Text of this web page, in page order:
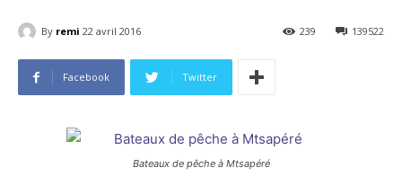
By remi 22 avril 2016 139522
239
Facebook Twitter
Bateaux de pêche à Mtsapéré